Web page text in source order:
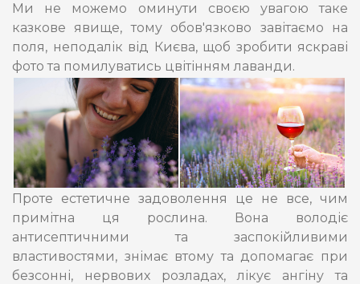
Ми не можемо оминути своєю увагою таке
казкове явище, тому обов'язково завітаємо на
поля, неподалік від Києва, щоб зробити яскраві
фото та помилуватись цвітінням лаванди.
Проте естетичне задоволення це не все, чим
примітна ця рослина. Вона володіє
антисептичними та заспокійливими
властивостями, знімає втому та допомагає при
безсонні, нервових розладах, лікує ангіну та